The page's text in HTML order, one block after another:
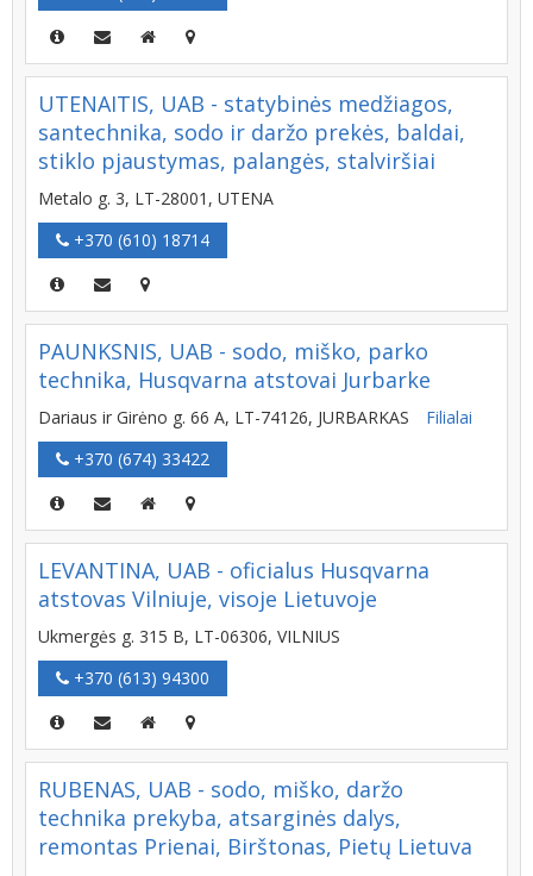
UTENAITIS, UAB - statybinės medžiagos,
santechnika, sodo ir daržo prekės, baldai,
stiklo pjaustymas, palangės, stalviršiai
Metalo g. 3, LT-28001, UTENA
+370 (610) 18714
PAUNKSNIS, UAB - sodo, miško, parko
technika, Husqvarna atstovai Jurbarke
Dariaus ir Girėno g. 66 A, LT-74126, JURBARKAS
Filialai
+370 (674) 33422
LEVANTINA, UAB - oficialus Husqvarna
atstovas Vilniuje, visoje Lietuvoje
Ukmergės g. 315 B, LT-06306, VILNIUS
+370 (613) 94300
RUBENAS, UAB - sodo, miško, daržo
technika prekyba, atsarginės dalys,
remontas Prienai, Birštonas, Pietų Lietuva